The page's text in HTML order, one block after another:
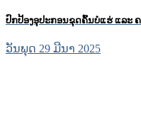
ປົກປ້ອງອຸປະກອນຂຸດຄົ້ນບໍ່ແຮ່ ແລະ
ວັນພຸດ 29 ມີນາ 2025